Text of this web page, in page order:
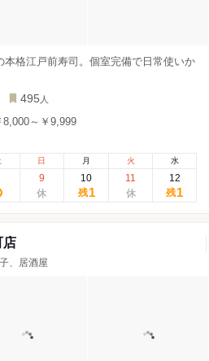
格江戸前寿司。個室完備で日常使いか
495 人
8,000～￥9,999
日
9
月
10
残1
火
11
水
12
残1
店
、居酒屋